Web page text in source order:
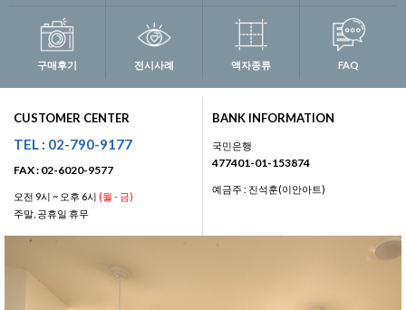
구매후기 전시사례 액자종류 FAQ
CUSTOMER CENTER
TEL : 02-790-9177
FAX : 02-6020-9577
오전 9시 ~ 오후 6시 (월 - 금)
주말, 공휴일 휴무
BANK INFORMATION
국민은행
477401-01-153874
예금주 : 진석훈(이안아트)